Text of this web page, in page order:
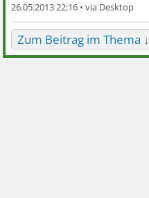
26.05.2013 22:16 •
Zum Beitrag im Thema ↓